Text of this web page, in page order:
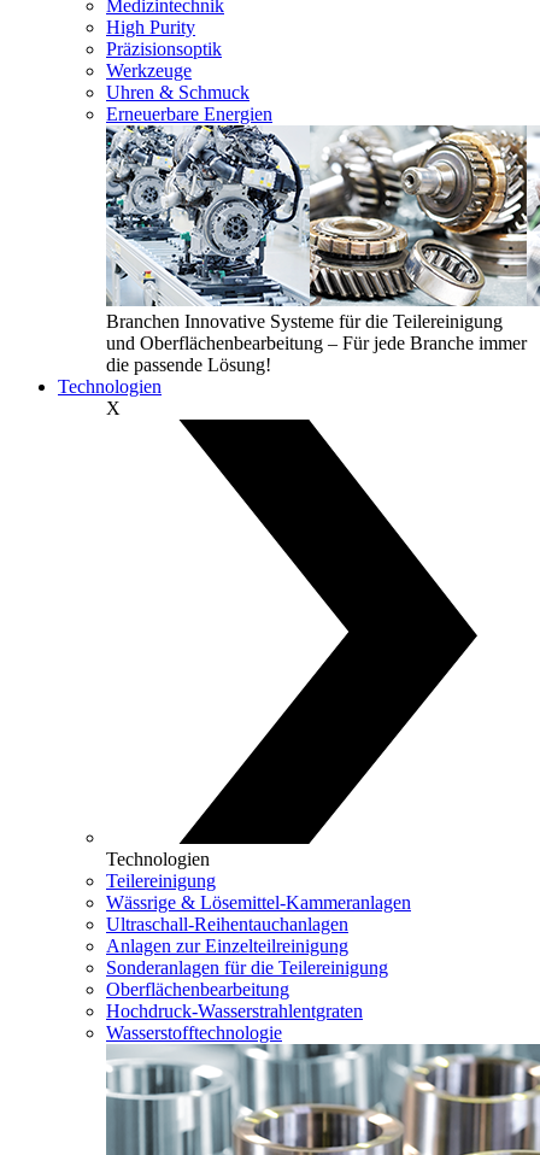
Medizintechnik
High Purity
Präzisionsoptik
Werkzeuge
Uhren & Schmuck
Erneuerbare Energien
Branchen Innovative Systeme für die Teilereinigung
und Oberflächenbearbeitung – Für jede Branche immer
die passende Lösung!
Technologien
X
Technologien
Teilereinigung
Wässrige & Lösemittel‑Kammeranlagen
Ultraschall-Reihentauchanlagen
Anlagen zur Einzelteilreinigung
Sonderanlagen für die Teilereinigung
Oberflächenbearbeitung
Hochdruck-Wasserstrahlentgraten
Wasserstofftechnologie